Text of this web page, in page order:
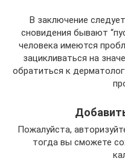
В заключение
сновидения бывают
человека имеются
зацикливаться на
обратиться к
Пожалуйста,
тогда вы сможете